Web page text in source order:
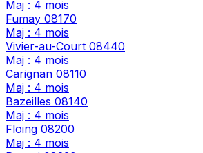
Maj : 4 mois
Fumay 08170
Maj : 4 mois
Vivier-au-Court 08440
Maj : 4 mois
Carignan 08110
Maj : 4 mois
Bazeilles 08140
Maj : 4 mois
Floing 08200
Maj : 4 mois